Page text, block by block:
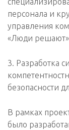
персонала и
управления
«Люди решают»
3. Разработка
безопасности
В рамках
было